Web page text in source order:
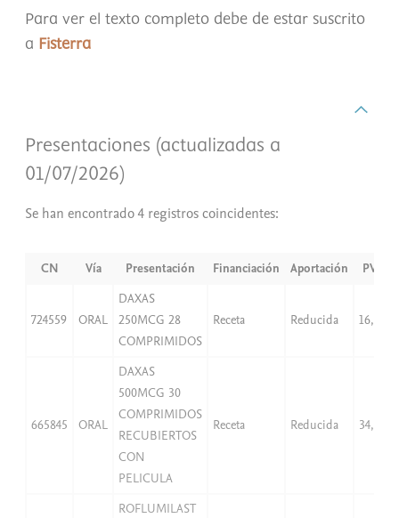
Para ver el texto completo debe de estar suscrito
a Fisterra
Presentaciones (actualizadas a
01/07/2026)
Se han encontrado 4 registros coincidentes:
CN Vía Presentación Financiación Aportación PVP
724559 ORAL
DAXAS
250MCG 28
COMPRIMIDOS
Receta Reducida 16,19
665845 ORAL
DAXAS
500MCG 30
COMPRIMIDOS
RECUBIERTOS
CON
PELICULA
Receta Reducida 34,69
ROFLUMILAST